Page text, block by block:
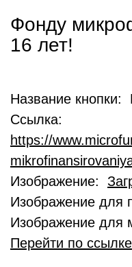
Фонду
16 лет!
Название кнопки:
Ссылка:
https://
Изображение:
Изображение для
Изображение для
Перейти по ссылке